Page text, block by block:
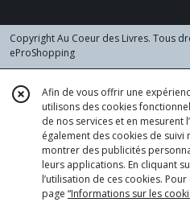
Copyright Au Coeur des Livres. Tous
eProShopping
Afin de vous offrir une
utilisons des cookies
de nos services et en mesurent
également des cookies de
montrer des publicités
leurs applications. En cliquant
l’utilisation de ces cookies.
page “Informations sur les